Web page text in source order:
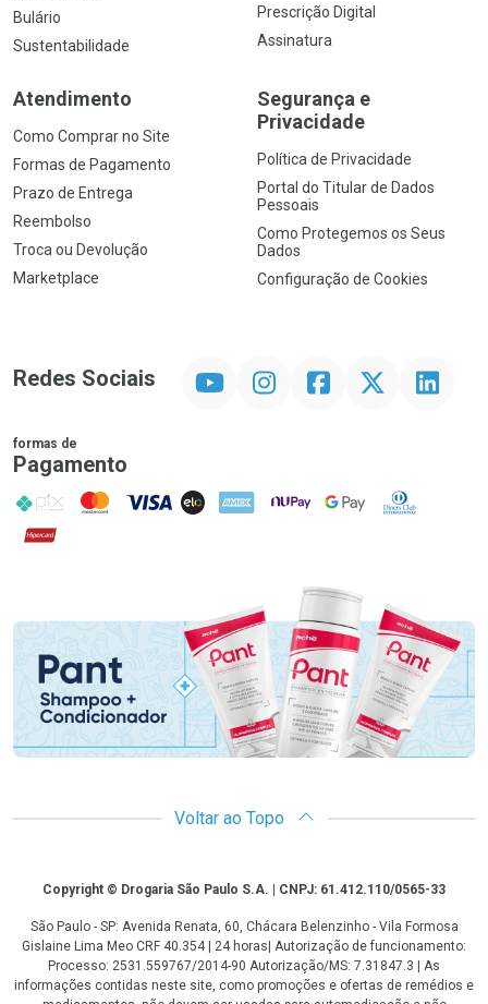
Bulário
Sustentabilidade
Prescrição Digital
Assinatura
Atendimento
Como Comprar no Site
Formas de Pagamento
Prazo de Entrega
Reembolso
Troca ou Devolução
Marketplace
Segurança e
Privacidade
Política de Privacidade
Portal do Titular de Dados
Pessoais
Como Protegemos os Seus
Dados
Configuração de Cookies
Redes Sociais InstagramFacebookTwitter Linkedin
formas de
Pagamento
PIX MasterCard
VISA ELO AMEX NuPay Google PayDiners Club
Hipercard
Promoção em Destaque
Voltar ao Topo
CopyrightCopyright © Drogaria São Paulo S.A. | CNPJ: 61.412.110/0565-33
São Paulo - SP: Avenida Renata, 60, Chácara Belenzinho - Vila Formosa
Gislaine Lima Meo CRF 40.354 | 24 horas| Autorização de funcionamento:
Processo: 2531.559767/2014-90 Autorização/MS: 7.31847.3 | As
informações contidas neste site, como promoções e ofertas de remédios e